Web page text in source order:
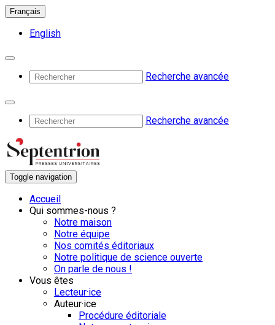
Français
English
Recherche avancée
Recherche avancée
Toggle navigation
Accueil
Qui sommes-nous ?
Notre maison
Notre équipe
Nos comités éditoriaux
Notre politique de science ouverte
On parle de nous !
Vous êtes
Lecteur·ice
Auteur·ice
Procédure éditoriale